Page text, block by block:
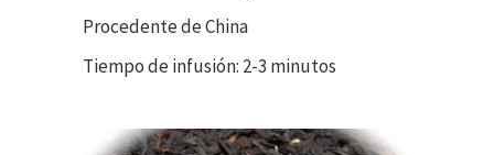
Procedente de China
Tiempo de infusión: 2-3 minutos